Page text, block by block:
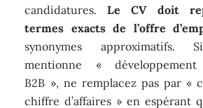
candidatures.Le CV doit
termes exacts de l’offre
synonymes approximatifs.
mentionne « développement
B2B », ne remplacez pas par «
chiffre d’affaires » en espérant